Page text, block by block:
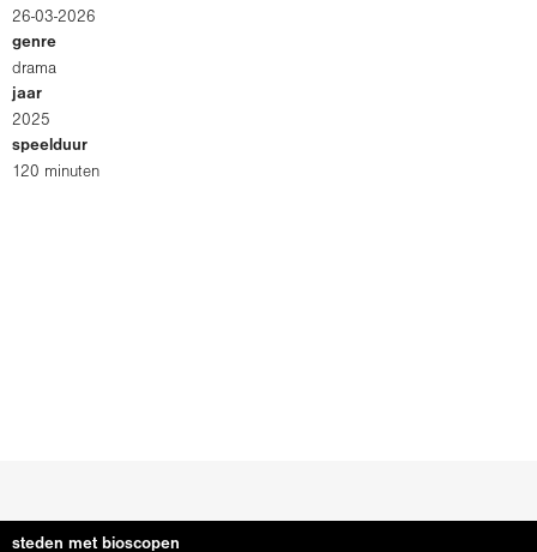
26-03-2026
genre
drama
jaar
2025
speelduur
120 minuten
steden met bioscopen